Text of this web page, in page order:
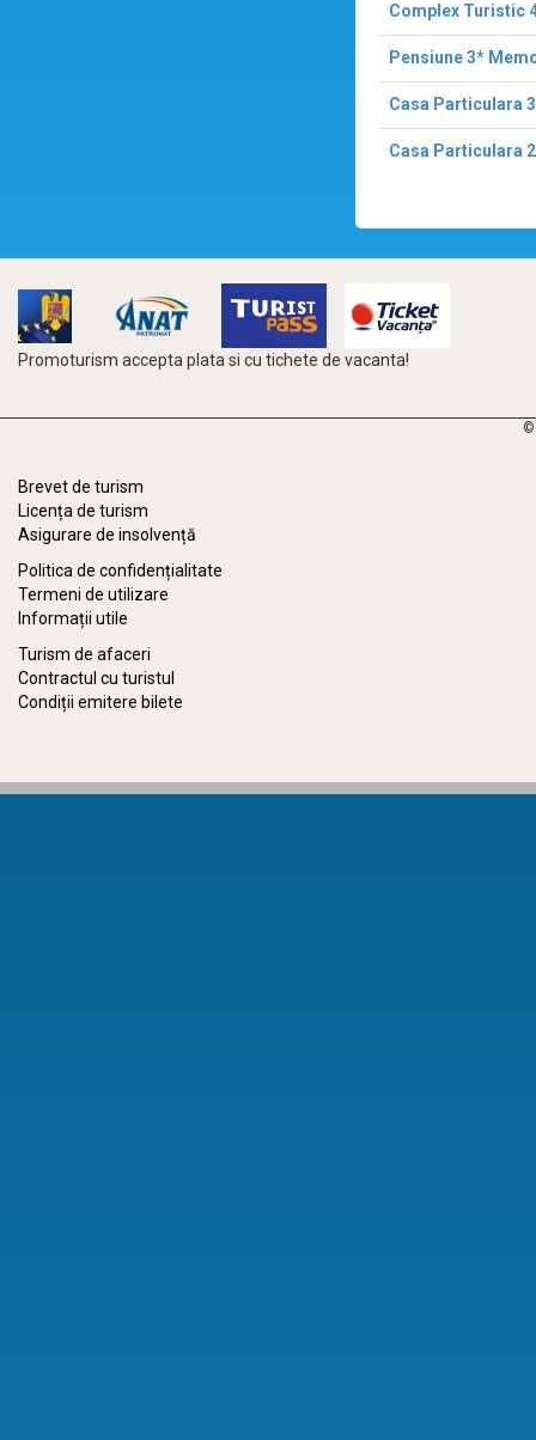
Complex Turistic
Pensiune 3*
Casa Particulara
Casa Particulara
Promoturism accepta plata si cu tichete de vacanta!
©
Brevet de turism
Licența de turism
Asigurare de insolvență
Politica de confidențialitate
Termeni de utilizare
Informații utile
Turism de afaceri
Contractul cu turistul
Condiții emitere bilete